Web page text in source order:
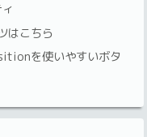
はこちら
を使いやすいボタ